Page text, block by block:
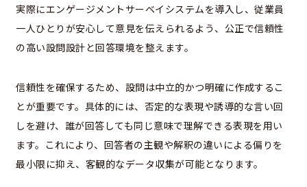
実際にエンゲージメントサーベイシステムを導入し、従業員
一人ひとりが安心して意見を伝えられるよう、公正で信頼性
の高い設問設計と回答環境を整えます。
信頼性を確保するため、設問は中立的かつ明確に作成するこ
とが重要です。具体的には、否定的な表現や誘導的な言い回
しを避け、誰が回答しても同じ意味で理解できる表現を用い
ます。これにより、回答者の主観や解釈の違いによる偏りを
最小限に抑え、客観的なデータ収集が可能となります。